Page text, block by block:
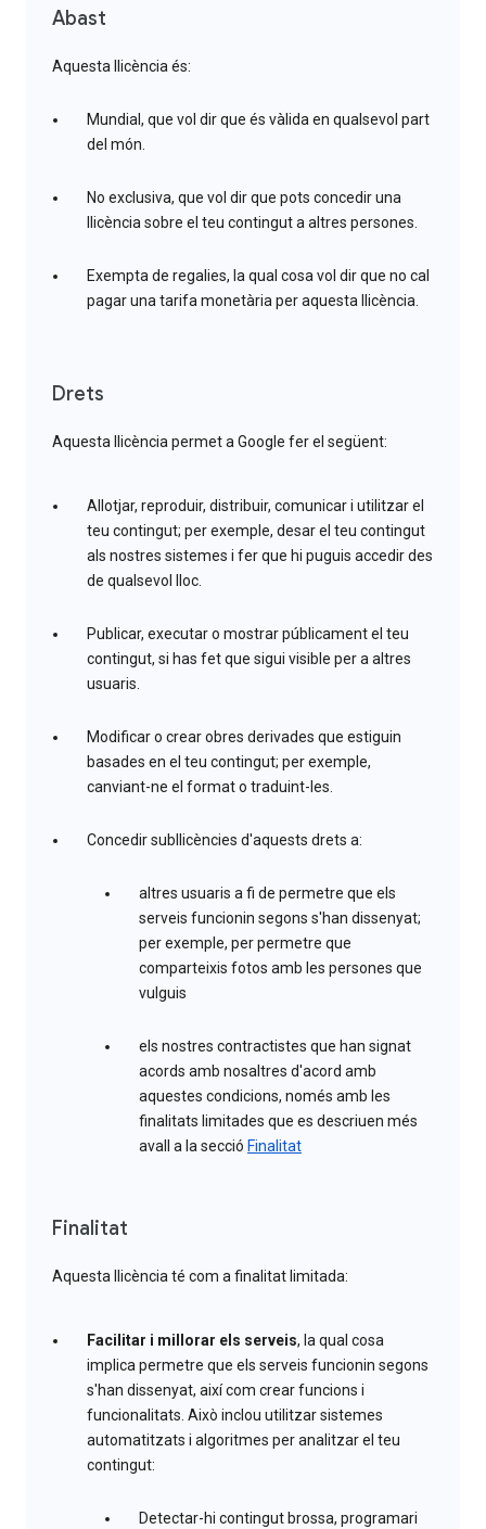
Abast
Aquesta llicència és:
Mundial, que vol dir que és vàlida en qualsevol part
del món.
No exclusiva, que vol dir que pots concedir una
llicència sobre el teu contingut a altres persones.
Exempta de regalies, la qual cosa vol dir que no cal
pagar una tarifa monetària per aquesta llicència.
Drets
Aquesta llicència permet a Google fer el següent:
Allotjar, reproduir, distribuir, comunicar i utilitzar el
teu contingut; per exemple, desar el teu contingut
als nostres sistemes i fer que hi puguis accedir des
de qualsevol lloc.
Publicar, executar o mostrar públicament el teu
contingut, si has fet que sigui visible per a altres
usuaris.
Modificar o crear obres derivades que estiguin
basades en el teu contingut; per exemple,
canviant-ne el format o traduint-les.
Concedir subllicències d'aquests drets a:
altres usuaris a fi de permetre que els
serveis funcionin segons s'han dissenyat;
per exemple, per permetre que
comparteixis fotos amb les persones que
vulguis
els nostres contractistes que han signat
acords amb nosaltres d'acord amb
aquestes condicions, només amb les
finalitats limitades que es descriuen més
avall a la secció Finalitat
Finalitat
Aquesta llicència té com a finalitat limitada:
Facilitar i millorar els serveis, la qual cosa
implica permetre que els serveis funcionin segons
s'han dissenyat, així com crear funcions i
funcionalitats. Això inclou utilitzar sistemes
automatitzats i algoritmes per analitzar el teu
contingut:
Detectar-hi contingut brossa, programari